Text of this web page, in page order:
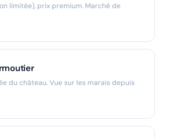
limitée), prix premium. Marché de
du château. Vue sur les marais depuis